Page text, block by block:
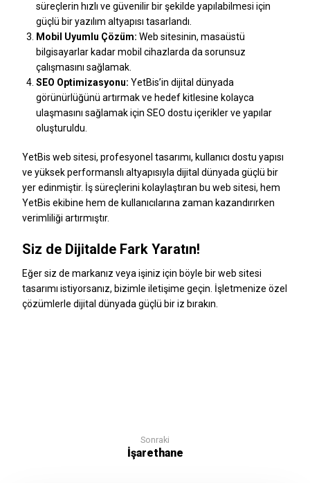
süreçlerin hızlı ve güvenilir bir şekilde yapılabilmesi için
güçlü bir yazılım altyapısı tasarlandı.
Mobil Uyumlu Çözüm: Web sitesinin, masaüstü
bilgisayarlar kadar mobil cihazlarda da sorunsuz
çalışmasını sağlamak.
SEO Optimizasyonu: YetBis’in dijital dünyada
görünürlüğünü artırmak ve hedef kitlesine kolayca
ulaşmasını sağlamak için SEO dostu içerikler ve yapılar
oluşturuldu.
YetBis web sitesi, profesyonel tasarımı, kullanıcı dostu yapısı
ve yüksek performanslı altyapısıyla dijital dünyada güçlü bir
yer edinmiştir. İş süreçlerini kolaylaştıran bu web sitesi, hem
YetBis ekibine hem de kullanıcılarına zaman kazandırırken
verimliliği artırmıştır.
Siz de Dijitalde Fark Yaratın!
Eğer siz de markanız veya işiniz için böyle bir web sitesi
tasarımı istiyorsanız, bizimle iletişime geçin. İşletmenize özel
çözümlerle dijital dünyada güçlü bir iz bırakın.
Sonraki
İşarethane